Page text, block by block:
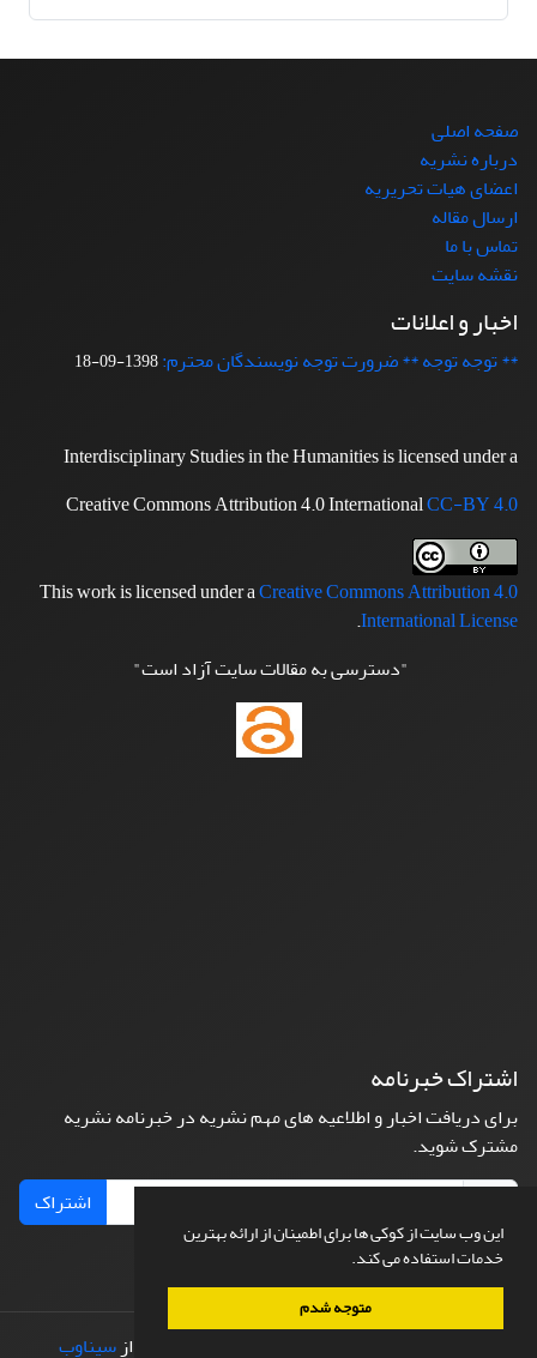
این وب سایت از کوکی ها برای اطمینان از ارائه بهترین
خدمات استفاده می کند.
متوجه شدم
صفحه اصلی
درباره نشریه
اعضای هیات تحریریه
ارسال مقاله
تماس با ما
نقشه سایت
اخبار و اعلانات
** توجه توجه ** ضرورت توجه نویسندگان محترم:1398-09-18
Interdisciplinary Studies in the Humanities is licensed under a
Creative Commons Attribution 4.0 InternationalCC-BY 4.0
This work is licensed under aCreative Commons Attribution 4.0
International License
.
"دسترسی به مقالات سایت آزاد است"
اشتراک خبرنامه
برای دریافت اخبار و اطلاعیه های مهم نشریه در خبرنامه نشریه
مشترک شوید.
اشتراک
طراحی و پیاده سازی از سیناوب